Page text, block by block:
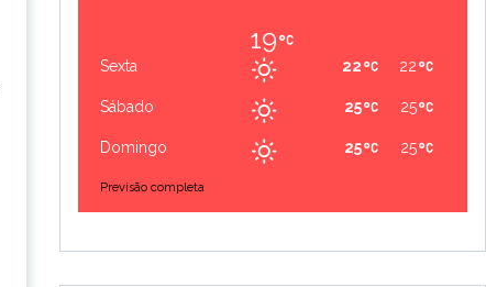
19
Sexta 22
22
Sábado 25
25
Domingo 25
25
Previsão completa